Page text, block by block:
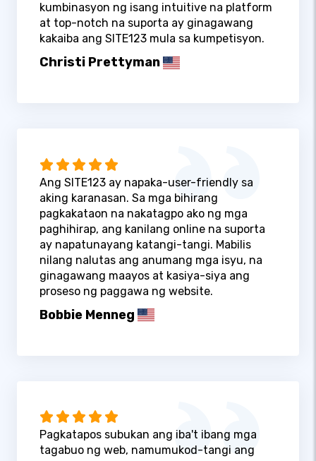
kumbinasyon ng isang intuitive na platform
at top-notch na suporta ay ginagawang
kakaiba ang SITE123 mula sa kumpetisyon.
Christi Prettyman
Ang SITE123 ay napaka-user-friendly sa
aking karanasan. Sa mga bihirang
pagkakataon na nakatagpo ako ng mga
paghihirap, ang kanilang online na suporta
ay napatunayang katangi-tangi. Mabilis
nilang nalutas ang anumang mga isyu, na
ginagawang maayos at kasiya-siya ang
proseso ng paggawa ng website.
Bobbie Menneg
Pagkatapos subukan ang iba't ibang mga
tagabuo ng web, namumukod-tangi ang